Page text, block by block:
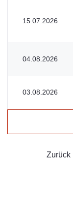
15.07.2026
04.08.2026
03.08.2026
Zurück